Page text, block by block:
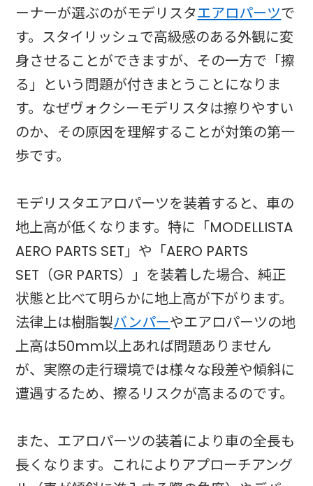
ーナーが選ぶのがモデリスタエアロパーツで
す。スタイリッシュで高級感のある外観に変
身させることができますが、その一方で「擦
る」という問題が付きまとうことになりま
す。なぜヴォクシーモデリスタは擦りやすい
のか、その原因を理解することが対策の第一
歩です。
モデリスタエアロパーツを装着すると、車の
地上高が低くなります。特に「MODELLISTA
AERO PARTS SET」や「AERO PARTS
SET（GR PARTS）」を装着した場合、純正
状態と比べて明らかに地上高が下がります。
法律上は樹脂製バンパーやエアロパーツの地
上高は50mm以上あれば問題ありません
が、実際の走行環境では様々な段差や傾斜に
遭遇するため、擦るリスクが高まるのです。
また、エアロパーツの装着により車の全長も
長くなります。これによりアプローチアング